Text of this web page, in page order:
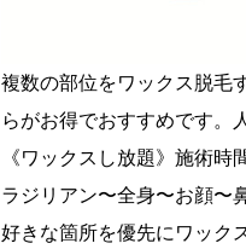
複数の部位をワックス脱毛
らがお得でおすすめです。
《ワックスし放題》施術時
ラジリアン〜全身〜お顔〜
好きな箇所を優先にワック